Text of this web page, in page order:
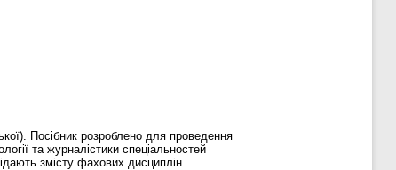
Посібник розроблено для проведення
та журналістики спеціальностей
змісту фахових дисциплін.